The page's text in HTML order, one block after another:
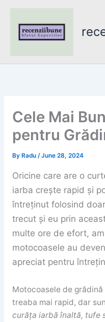
content
Cele Mai
pentru
By Radu /June 28, 2024
Oricine care are o
iarba crește rapid și
întreținut folosind
trecut și eu prin
multe ore de efort,
motocoasele au
apreciat pentru
Motocoasele de
treaba mai rapid, dar
curăța iarbă înaltă, tufe